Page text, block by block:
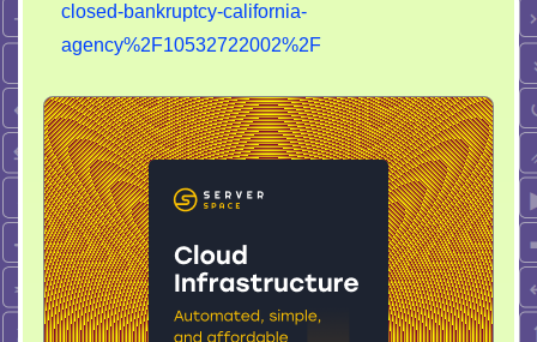
closed-bankruptcy-california-
agency%2F10532722002%2F